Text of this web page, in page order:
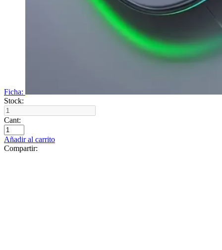
Ficha:
Stock:
Cant:
Añadir al carrito
Compartir: